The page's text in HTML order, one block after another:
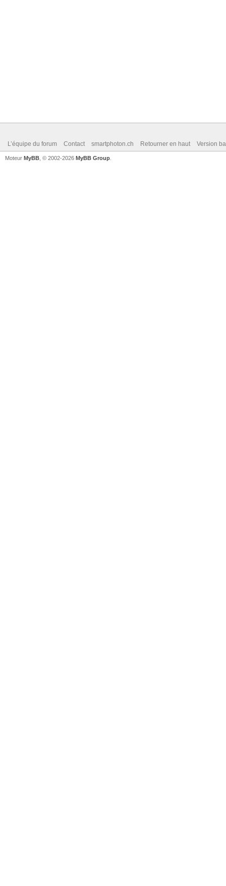
L’équipe du forum Contact smartphoton.ch Retourner en haut Version
Moteur MyBB , © 2002-2026 MyBB Group